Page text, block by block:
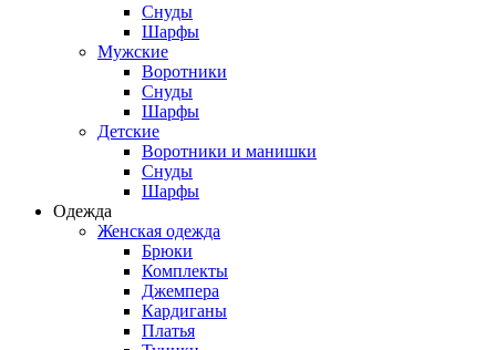
Снуды
Шарфы
Мужские
Воротники
Снуды
Шарфы
Детские
Воротники и манишки
Снуды
Шарфы
Одежда
Женская одежда
Брюки
Комплекты
Джемпера
Кардиганы
Платья